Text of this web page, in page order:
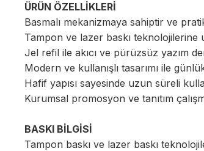
ÜRÜN ÖZELLİKLERİ
Basmalı mekanizmaya sahiptir ve
Tampon ve lazer baskı teknolojilerine
Jel refil ile akıcı ve pürüzsüz yazım
Modern ve kullanışlı tasarımı ile
Hafif yapısı sayesinde uzun süreli
Kurumsal promosyon ve tanıtım
BASKI BİLGİSİ
Tampon baskı ve lazer baskı